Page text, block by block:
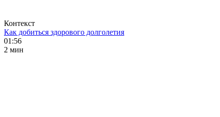
Контекст
Как добиться здорового долголетия
01:56
2 мин